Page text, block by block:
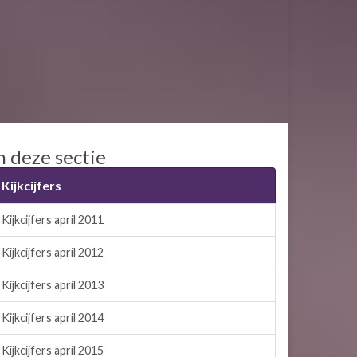
deze sectie
Kijkcijfers
Kijkcijfers april 2011
Kijkcijfers april 2012
Kijkcijfers april 2013
Kijkcijfers april 2014
Kijkcijfers april 2015